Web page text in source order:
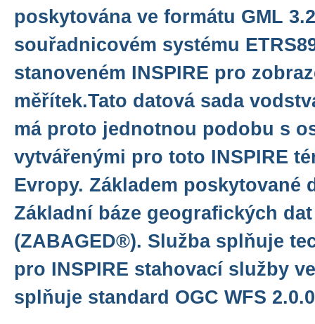
poskytována ve formátu GML
souřadnicovém systému
stanoveném INSPIRE pro
měřítek.Tato datová sada
má proto jednotnou podobu s
vytvářenými pro toto INSPIRE
Evropy. Základem poskytované
Základní báze geografických
(ZABAGED®). Služba splňuje
pro INSPIRE stahovací služby
splňuje standard OGC WFS